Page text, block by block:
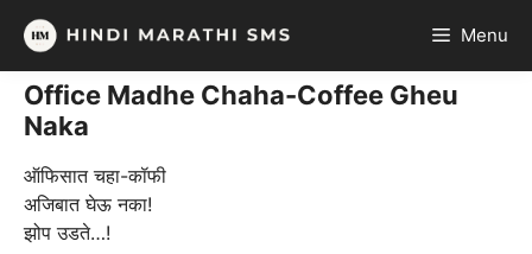
Skip
content
Menu
Office Madhe Chaha-Coffee Gheu
Naka
ऑफिसात चहा-कॉफी
अजिबात घेऊ नका!
झोप उडते…!